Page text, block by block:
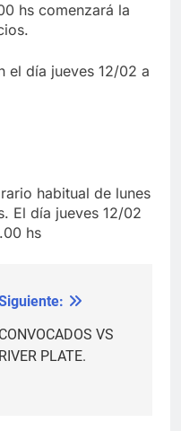
hs comenzará la
el día jueves 12/02 a
habitual de lunes
El día jueves 12/02
hs
CONVOCADOS VS
RIVER PLATE.